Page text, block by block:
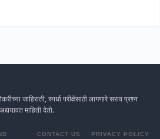
जाहिराती, स्पर्धा परीक्षेसाठी लागणारे सराव प्रश्न
माहिती देतो.
CONTACT US PRIVACY POLICY